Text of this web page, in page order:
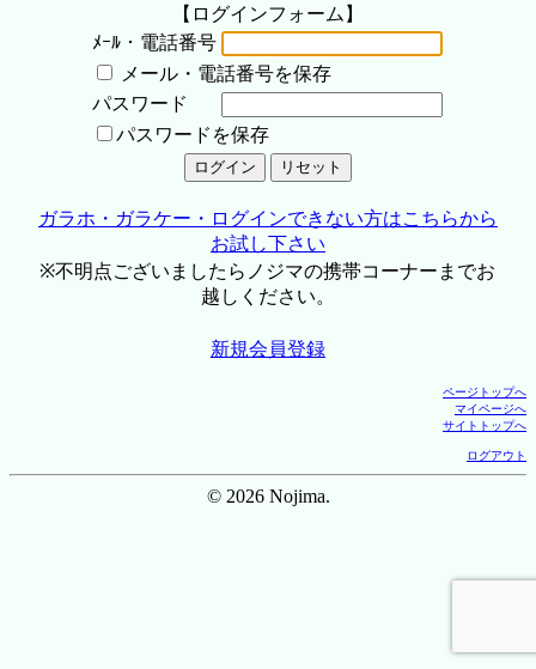
【ログインフォーム】
ﾒｰﾙ・電話番号
メール・電話番号を保存
パスワード
パスワードを保存
ガラホ・ガラケー・ログインできない方はこちらから
お試し下さい
※不明点ございましたらノジマの携帯コーナーまでお
越しください。
新規会員登録
ページトップへ
マイページへ
サイトトップへ
ログアウト
© 2026 Nojima.